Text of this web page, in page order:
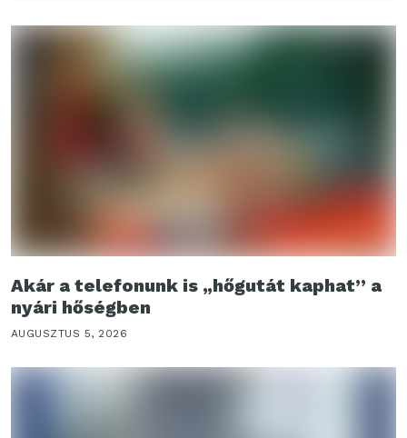
Akár a telefonunk is „hőgutát kaphat” a
nyári hőségben
AUGUSZTUS 5, 2026